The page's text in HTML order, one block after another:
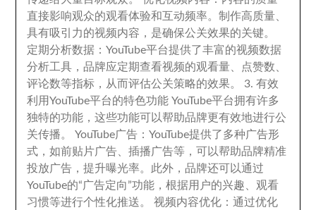
直接影响观众的观看体验和互动频率。制作高质量
具有吸引力的视频内容 ， 是确保公关效果的关键。
定期分析数据 ：YouTube平台提供了丰富的视频数据
分析工具 ，品牌应定期查看视频的观看量 点赞数
评论数等指标 ， 从而评估公关策略的效果。 3.有效
利用YouTube平台的特色功能 YouTube平台拥有许多
独特的功能 ，这些功能可以帮助品牌更有效地进行公
关传播。YouTube广告 ：YouTube提供了多种广告形
式 ，如前贴片广告 、插播广告等 ， 可以帮助品牌精准
投放广告 ，提升曝光率。 此外 ，品牌还可以通过
YouTube的“广告定向”功能 ，根据用户的兴趣
观看
习惯等进行个性化推送。视频内容优化 ：通过优化